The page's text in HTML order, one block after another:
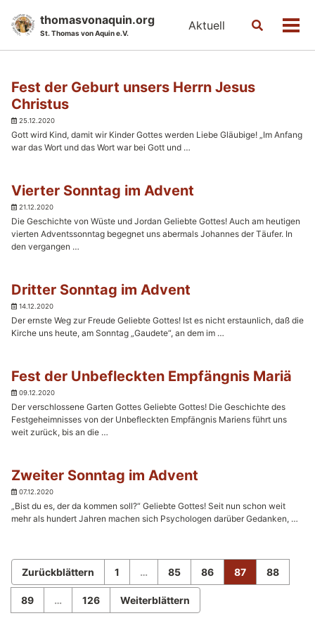
thomasvonaquin.org
St. Thomas von Aquin e.V.
Aktuell
Toggle
Fest der Geburt unsers Herrn Jesus
Christus
25.12.2020
Gott wird Kind, damit wir Kinder Gottes werden Liebe Gläubige! „Im Anfang
war das Wort und das Wort war bei Gott und …
Vierter Sonntag im Advent
21.12.2020
Die Geschichte von Wüste und Jordan Geliebte Gottes! Auch am heutigen
vierten Adventssonntag begegnet uns abermals Johannes der Täufer. In
den vergangen …
Dritter Sonntag im Advent
14.12.2020
Der ernste Weg zur Freude Geliebte Gottes! Ist es nicht erstaunlich, daß die
Kirche uns heute, am Sonntag „Gaudete“, an dem im …
Fest der Unbefleckten Empfängnis Mariä
09.12.2020
Der verschlossene Garten Gottes Geliebte Gottes! Die Geschichte des
Festgeheimnisses von der Unbefleckten Empfängnis Mariens führt uns
weit zurück, bis an die …
Zweiter Sonntag im Advent
07.12.2020
„Bist du es, der da kommen soll?“ Geliebte Gottes! Seit nun schon weit
mehr als hundert Jahren machen sich Psychologen darüber Gedanken, …
Zurückblättern 1 … 85 86 87 88
89 … 126 Weiterblättern